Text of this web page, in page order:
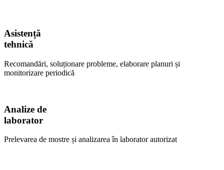
Asistență
tehnică
Recomandări, soluționare probleme, elaborare planuri și
monitorizare periodică
Analize de
laborator
Prelevarea de mostre și analizarea în laborator autorizat